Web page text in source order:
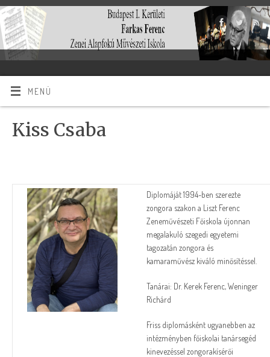
MENÜ
Kiss Csaba
Diplomáját 1994-ben szerezte
zongora szakon a Liszt Ferenc
Zeneművészeti Főiskola újonnan
megalakuló szegedi egyetemi
tagozatán zongora és
kamaraművész kiváló minősítéssel.
Tanárai: Dr. Kerek Ferenc, Weninger
Richárd
Friss diplomásként ugyanebben az
intézményben főiskolai tanársegéd
kinevezéssel zongorakísérői